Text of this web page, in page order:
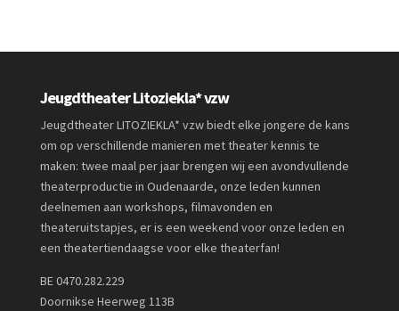
Jeugdtheater Litoziekla* vzw
Jeugdtheater LITOZIEKLA* vzw biedt elke jongere de kans
om op verschillende manieren met theater kennis te
maken: twee maal per jaar brengen wij een avondvullende
theaterproductie in Oudenaarde, onze leden kunnen
deelnemen aan workshops, filmavonden en
theateruitstapjes, er is een weekend voor onze leden en
een theatertiendaagse voor elke theaterfan!
BE 0470.282.229
Doornikse Heerweg 113B